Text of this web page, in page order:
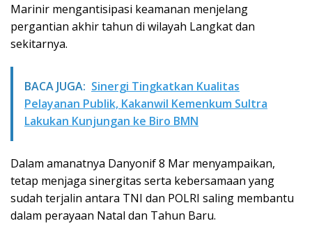
Marinir mengantisipasi keamanan menjelang
pergantian akhir tahun di wilayah Langkat dan
sekitarnya.
BACA JUGA: Sinergi Tingkatkan Kualitas
Pelayanan Publik, Kakanwil Kemenkum Sultra
Lakukan Kunjungan ke Biro BMN
Dalam amanatnya Danyonif 8 Mar menyampaikan,
tetap menjaga sinergitas serta kebersamaan yang
sudah terjalin antara TNI dan POLRI saling membantu
dalam perayaan Natal dan Tahun Baru.